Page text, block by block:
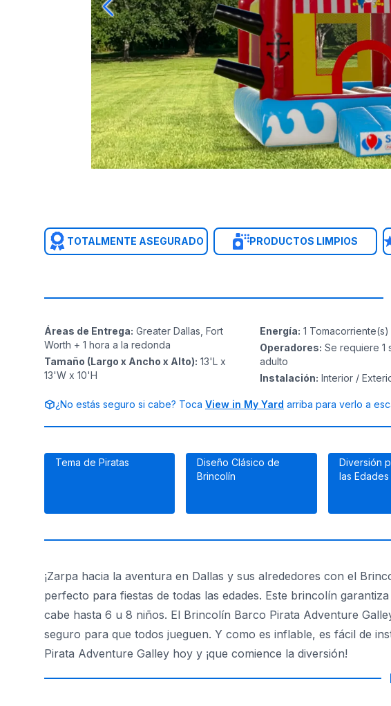
TOTALMENTE ASEGURADO PRODUCTOS LIMPIOS
Áreas de Entrega: Greater Dallas, Fort
Worth + 1 hora a la redonda
Tamaño (Largo x Ancho x Alto): 13'L x
13'W x 10'H
Energía: 1 Tomacorriente(s)
Operadores: Se requiere 1
adulto
Instalación: Interior /
¿No estás seguro si cabe? Toca View in My Yard arriba para verlo a
Tema de Piratas
Diseño Clásico de
Brincolín
Diversión
las Edades
¡Zarpa hacia la aventura en Dallas y sus alrededores con el
perfecto para fiestas de todas las edades. Este brincolín
cabe hasta 6 u 8 niños. El Brincolín Barco Pirata Adventure
seguro para que todos jueguen. Y como es inflable, es fácil de
Pirata Adventure Galley hoy y ¡que comience la diversión!